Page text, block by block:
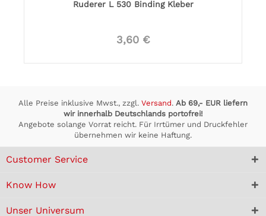
Ruderer L 530 Binding Kleber
3,60 €
Alle Preise inklusive Mwst., zzgl. Versand. Ab 69,- EUR liefern
wir innerhalb Deutschlands portofrei!
Angebote solange Vorrat reicht. Für Irrtümer und Druckfehler
übernehmen wir keine Haftung.
Customer Service
Know How
Unser Universum